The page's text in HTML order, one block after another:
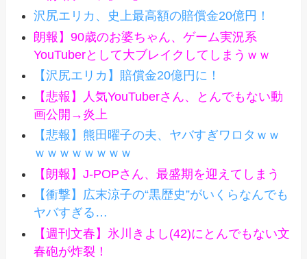
沢尻エリカ、史上最高額の賠償金20億円！
朗報】90歳のお婆ちゃん、ゲーム実況系
YouTuberとして大ブレイクしてしまうｗｗ
【沢尻エリカ】賠償金20億円に！
【悲報】人気YouTuberさん、とんでもない動
画公開→炎上
【悲報】熊田曜子の夫、ヤバすぎワロタｗｗ
ｗｗｗｗｗｗｗｗ
【朗報】J-POPさん、最盛期を迎えてしまう
【衝撃】広末涼子の“黒歴史”がいくらなんでも
ヤバすぎる…
【週刊文春】氷川きよし(42)にとんでもない文
春砲が炸裂！